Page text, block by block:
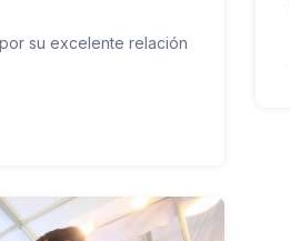
su excelente relación